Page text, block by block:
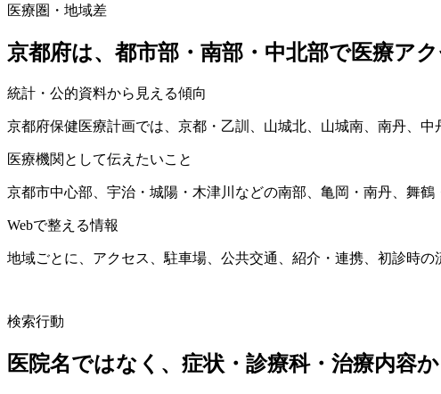
医療圏・地域差
京都府は、都市部・南部・中北部で医療ア
統計・公的資料から見える傾向
京都府保健医療計画では、京都・乙訓、山城北、山城南、南丹、
医療機関として伝えたいこと
京都市中心部、宇治・城陽・木津川などの南部、亀岡・南丹、舞
Webで整える情報
地域ごとに、アクセス、駐車場、公共交通、紹介・連携、初診時
検索行動
医院名ではなく、症状・診療科・治療内容